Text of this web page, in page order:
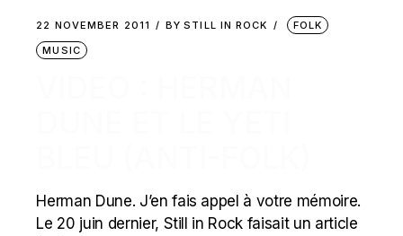
22 NOVEMBER 2011 BY STILL IN ROCK
FOLK
MUSIC
Herman Dune. J’en fais appel à votre mémoire.
Le 20 juin dernier, Still in Rock faisait un article